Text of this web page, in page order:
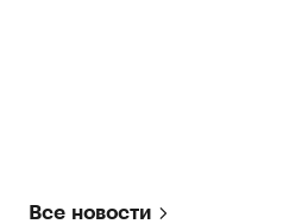
Все новости